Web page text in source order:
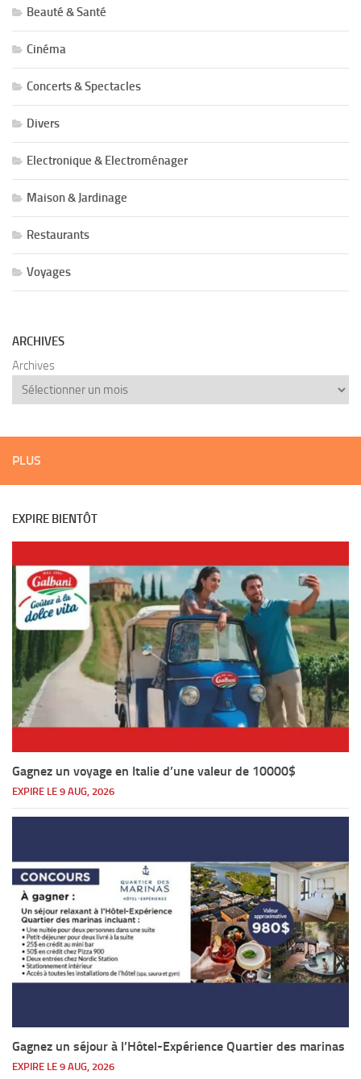
Beauté & Santé
Cinéma
Concerts & Spectacles
Divers
Electronique & Electroménager
Maison & Jardinage
Restaurants
Voyages
ARCHIVES
Archives
PLUS
EXPIRE BIENTÔT
Gagnez un voyage en Italie d’une valeur de 10000$
EXPIRE LE 9 AUG, 2026
Gagnez un séjour à l’Hôtel-Expérience Quartier des marinas
EXPIRE LE 9 AUG, 2026